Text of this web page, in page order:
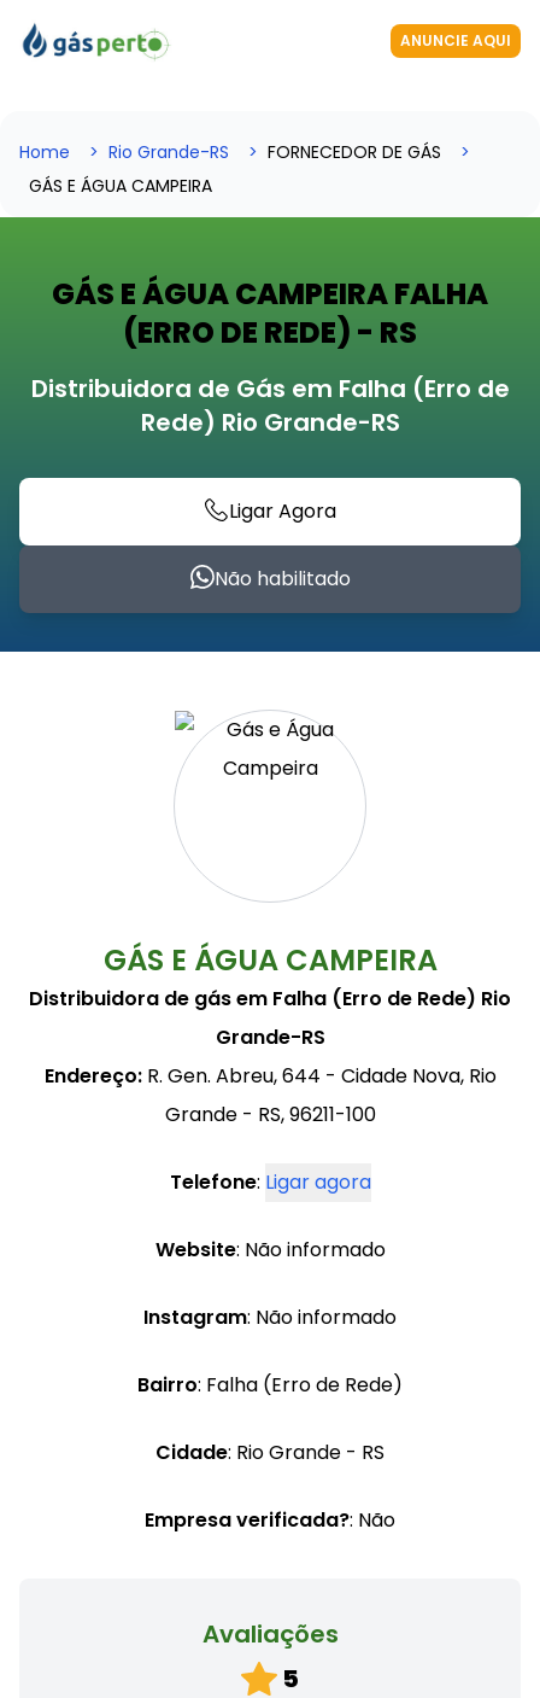
ANUNCIE AQUI
Home Rio Grande-RS
FORNECEDOR DE GÁS
GÁS E ÁGUA CAMPEIRA
GÁS E ÁGUA CAMPEIRA FALHA
(ERRO DE REDE) - RS
Distribuidora de Gás em Falha (Erro de
Rede) Rio Grande-RS
Ligar Agora
Não habilitado
GÁS E ÁGUA CAMPEIRA
Distribuidora de gás em Falha (Erro de Rede) Rio
Grande-RS
Endereço:R. Gen. Abreu, 644 - Cidade Nova, Rio
Grande - RS, 96211-100
Telefone: Ligar agora
Website: Não informado
Instagram: Não informado
Bairro: Falha (Erro de Rede)
Cidade: Rio Grande - RS
Empresa verificada?: Não
Avaliações
5